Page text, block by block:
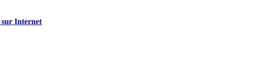
sur Internet